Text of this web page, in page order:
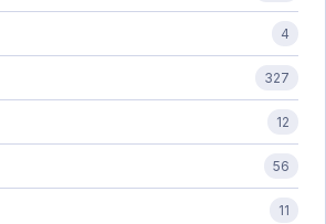
4
327
12
56
11